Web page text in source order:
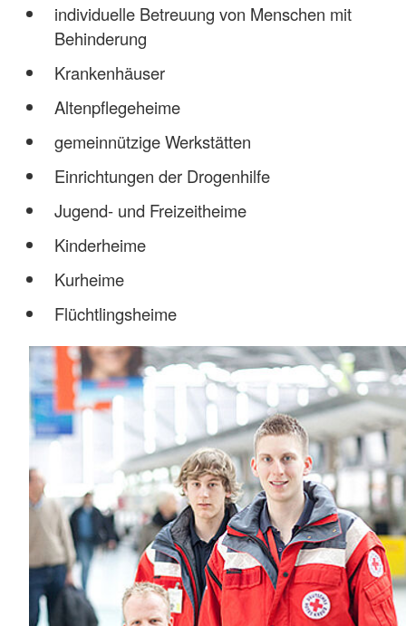
individuelle Betreuung von Menschen mit
Behinderung
Krankenhäuser
Altenpflegeheime
gemeinnützige Werkstätten
Einrichtungen der Drogenhilfe
Jugend- und Freizeitheime
Kinderheime
Kurheime
Flüchtlingsheime